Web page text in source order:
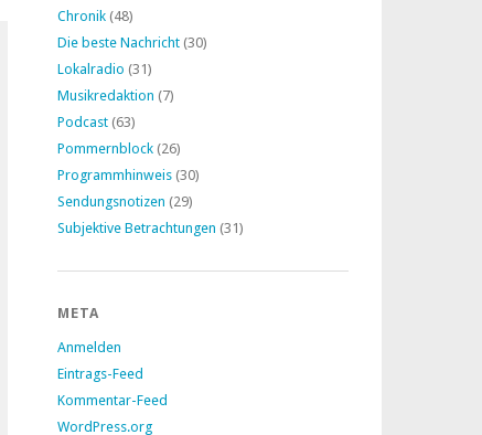
Chronik(48)
Die beste Nachricht(30)
Lokalradio (31)
Musikredaktion (7)
Podcast(63)
Pommernblock(26)
Programmhinweis(30)
Sendungsnotizen (29)
Subjektive Betrachtungen (31)
META
Anmelden
Eintrags-Feed
Kommentar-Feed
WordPress.org